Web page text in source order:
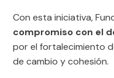
Con esta iniciativa,
compromiso con el
por el fortalecimiento
de cambio y cohesión.